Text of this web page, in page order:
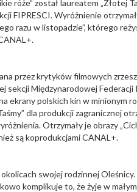
róże” został laureatem „Złotej
FIPRESCI. Wyróżnienie
razu w listopadzie”, którego
przez krytyków filmowych
sekcji Międzynarodowej
ekrany polskich kin w minionym
dla produkcji zagranicznej
Otrzymały je obrazy
są koprodukcjami CANAL+.
swojej rodzinnej
komplikuje to, że żyje w